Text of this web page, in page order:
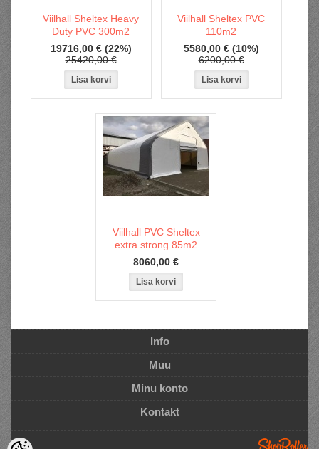
Viilhall Sheltex Heavy
Duty PVC 300m2
19716,00 € (22%)
25420,00 €
Viilhall Sheltex PVC
110m2
5580,00 € (10%)
6200,00 €
Viilhall PVC Sheltex
extra strong 85m2
8060,00 €
Info
Muu
Minu konto
Kontakt